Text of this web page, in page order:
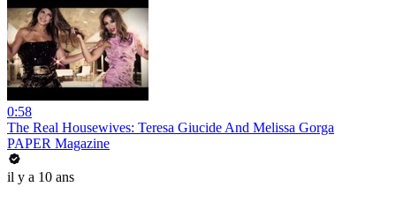
0:58
The Real Housewives: Teresa Giucide And Melissa Gorga
PAPER Magazine
il y a 10 ans